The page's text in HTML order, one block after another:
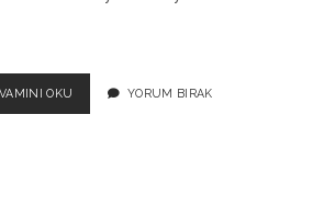
OKU YOKSA
NARIN
YORUM BIRAK